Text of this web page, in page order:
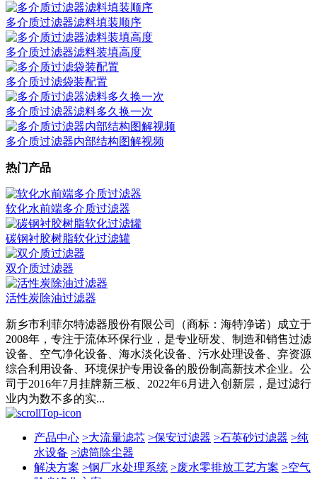
多介质过滤器滤料填装顺序
多介质过滤器滤料装填高度
多介质过滤袋装配置
多介质过滤器滤料多久换一次
多介质过滤器内部结构图解视频
热门产品
软化水前端多介质过滤器
碳钢衬胶树脂软化过滤罐
双介质过滤器
活性炭除油过滤器
新乡市利菲尔特滤器股份有限公司（商标：海特净诺）成立于
2008年，专注于流体环保行业，是专业研发、制造和销售过滤
设备、空气净化设备、海水淡化设备、污水处理设备、弃资源
综合利用设备、环境保护专用设备的股份制高新技术企业。公
司于2016年7月挂牌新三板、2022年6月进入创新层，是过滤行
业内为数不多的实...
产品中心 >大流量滤芯 >保安过滤器 >石英砂过滤器 >纯
水设备 >滤筒除尘器
解决方案 >钢厂水处理系统 >废水零排放工艺方案 >空气